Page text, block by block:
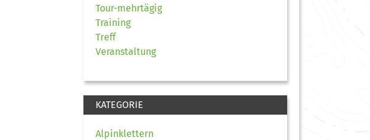
Tour-mehrtägig
Training
Treff
Veranstaltung
KATEGORIE
Alpinklettern